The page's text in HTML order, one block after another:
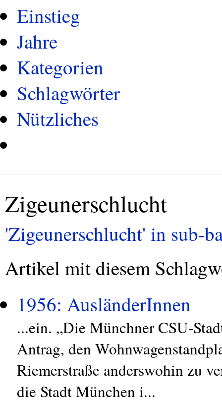
Einstieg
Jahre
Kategorien
Schlagwörter
Nützliches
Zigeunerschlucht
'Zigeunerschlucht' in sub-
Artikel mit diesem
1956: AusländerInnen
...ein. „Die Münchner CSU-
Antrag, den
Riemerstraße anderswohin zu
die Stadt München i...